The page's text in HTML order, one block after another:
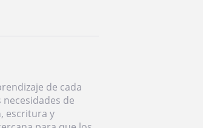
de cada
de
escritura y